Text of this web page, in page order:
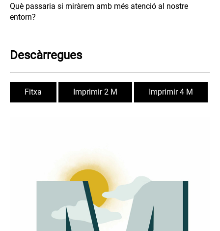
Què passaria si miràrem amb més atenció al nostre
entorn?
Descàrregues
Fitxa Imprimir 2 M Imprimir 4 M